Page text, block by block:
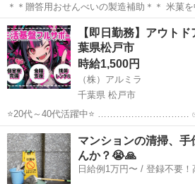
＊＊贈答用おせんべいの製造補助＊＊ 米菓を中心に製造をおこなって
います！ 未経験歓迎！ 手順書もあるので安
♪ 気さくなメンバーが多く働きやすい職場です！ ＜具体的に
湿度や温度など設備調整...
岩手 胆沢郡 倉庫
【即日勤務】アウト
葉県松戸市
時給1,500円
（株）アルミラ
千葉県 松戸市
⭐20代～40代活躍中⭐ ………………………… ✅即日お給料GET✅
………………………… 日払い制度で 働いた分のお金は即GET可能⭕ 1
日でも 早くお金が欲しい方には 嬉しい制度
千葉 松戸市 給料
マンションの清掃、
んか？😭🙏
日給例1万円〜 /